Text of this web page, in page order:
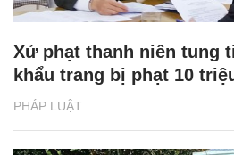
PHÁP LUẬT
Xử phạt thanh niên tung
khẩu trang bị phạt 10